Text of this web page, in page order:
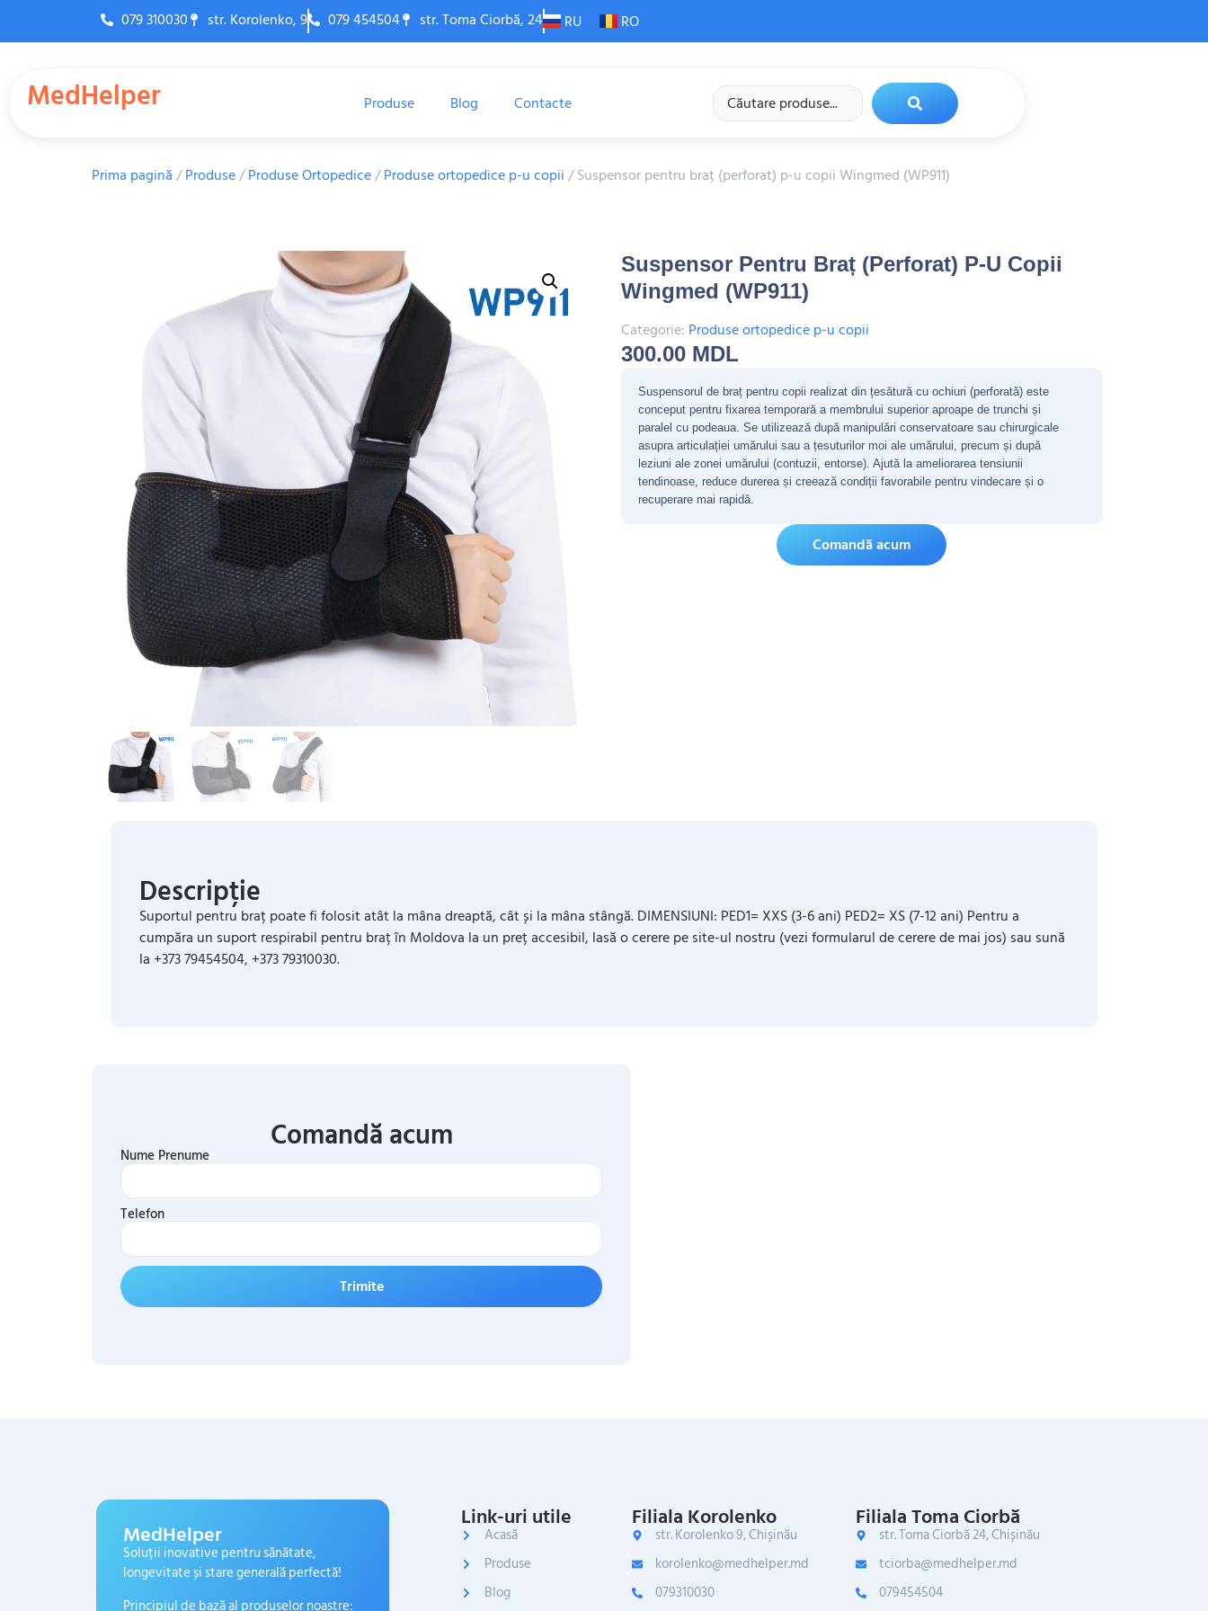
079 310030 str. Korolenko, 9 079 454504 str. Toma Ciorbă, 24 RU RO
MedHelper Produse Blog Contacte
Prima pagină/Produse/Produse Ortopedice/Produse ortopedice p-u copii/ Suspensor pentru braț (perforat) p-u copii Wingmed (WP911)
Suspensor Pentru Braț (perforat) P-U Copii
Wingmed (WP911)
Categorie: Produse ortopedice p-u copii
300.00 MDL
Suspensorul de braț pentru copii realizat din țesătură cu ochiuri (perforată) este
conceput pentru fixarea temporară a membrului superior aproape de trunchi și
paralel cu podeaua. Se utilizează după manipulări conservatoare sau chirurgicale
asupra articulației umărului sau a țesuturilor moi ale umărului, precum și după
leziuni ale zonei umărului (contuzii, entorse). Ajută la ameliorarea tensiunii
tendinoase, reduce durerea și creează condiții favorabile pentru vindecare și o
recuperare mai rapidă.
Comandă acum
Descripție
Suportul pentru braț poate fi folosit atât la mâna dreaptă, cât și la mâna stângă. DIMENSIUNI: PED1= XXS (3-6 ani) PED2= XS (7-12 ani) Pentru a
cumpăra un suport respirabil pentru braț în Moldova la un preț accesibil, lasă o cerere pe site-ul nostru (vezi formularul de cerere de mai jos) sau sună
la +373 79454504, +373 79310030.
Comandă acum
Nume Prenume
Telefon
Trimite
MedHelper
Soluții inovative pentru sănătate,
longevitate și stare generală perfectă!
Principiul de bază al produselor noastre:
Link-uri utile
Acasă
Produse
Blog
Filiala Korolenko
str. Korolenko 9, Chișinău
korolenko@medhelper.md
079310030
Filiala Toma Ciorbă
str. Toma Ciorbă 24, Chișinău
tciorba@medhelper.md
079454504